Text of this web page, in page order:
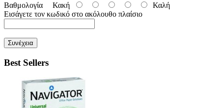
Βαθμολογία Κακή
Καλή
Εισάγετε τον κωδικό στο ακόλουθο πλαίσιο
Συνέχεια
Best Sellers